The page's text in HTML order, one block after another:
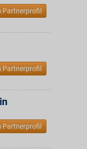
Partnerprofil
Partnerprofil
Partnerprofil